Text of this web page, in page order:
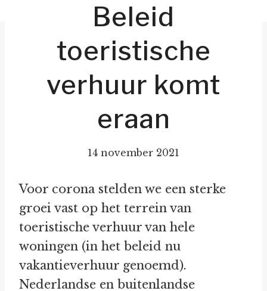
Beleid
toeristische
verhuur komt
eraan
14 november 2021
Voor corona stelden we een sterke
groei vast op het terrein van
toeristische verhuur van hele
woningen (in het beleid nu
vakantieverhuur genoemd).
Nederlandse en buitenlandse